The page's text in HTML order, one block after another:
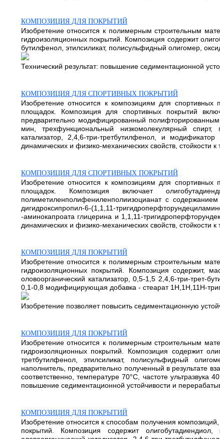
КОМПОЗИЦИЯ ДЛЯ ПОКРЫТИЙ
Изобретение относится к полимерным строительным
гидроизоляционных покрытий. Композиция содержит
бутилфенол, этилсиликат, полисульфидный олигомер,
Технический результат: повышение седиментационной
КОМПОЗИЦИЯ ДЛЯ СПОРТИВНЫХ ПОКРЫТИЙ
Изобретение относится к композициям для спортивных
площадок. Композиция для спортивных покрытий
предварительно модифицированный
мин, трехфункциональный низкомолекулярный спирт,
катализатор, 2,4,6-три-третбутилфенол, и
динамических и физико-механических свойств, стойкости
КОМПОЗИЦИЯ ДЛЯ СПОРТИВНЫХ ПОКРЫТИЙ
Изобретение относится к композициям для спортивных
площадок. Композиция включает
полиметиленполифениленполиизоцианат с
дигидроксипропил-6-(1,1,11-
-аминокапроата глицерина и 1,1,11-
динамических и физико-механических свойств, стойкости
КОМПОЗИЦИЯ ДЛЯ ПОКРЫТИЙ
Изобретение относится к полимерным строительным
гидроизоляционных покрытий. Композиция содержит,
оловоорганический катализатор, 0,5-1,5 2,4,6-три-трет-
0,1-0,8 модифицирующая добавка - стеарат 1Н,1H,11Н-
Изобретение позволяет повысить седиментационную
КОМПОЗИЦИЯ ДЛЯ ПОКРЫТИЙ
Изобретение относится к полимерным строительным
гидроизоляционных покрытий. Композиция содержит
третбутилфенол, этилсиликат, полисульфидный
наполнитель, предварительно полученный в результате
соответственно, температуре 70°C, частоте
повышение седиментационной устойчивости и
КОМПОЗИЦИЯ ДЛЯ ПОКРЫТИЙ
Изобретение относится к способам получения
покрытий. Композиция содержит